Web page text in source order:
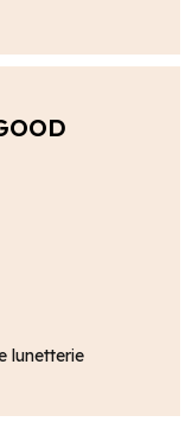
lunetterie